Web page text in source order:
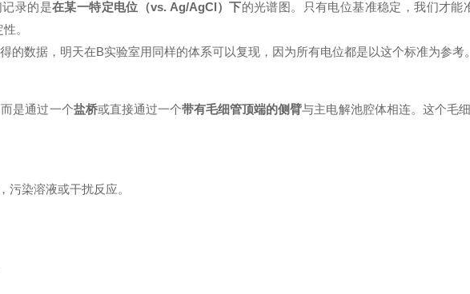
录的是在某一特定电位（vs. Ag/AgCl）下的光谱图。只有电位基准稳定，我们才能
。
的数据，明天在B实验室用同样的体系可以复现，因为所有电位都是以这个标准为参考。
是通过一个盐桥或直接通过一个带有毛细管顶端的侧臂与主电解池腔体相连。这个毛
污染溶液或干扰反应。